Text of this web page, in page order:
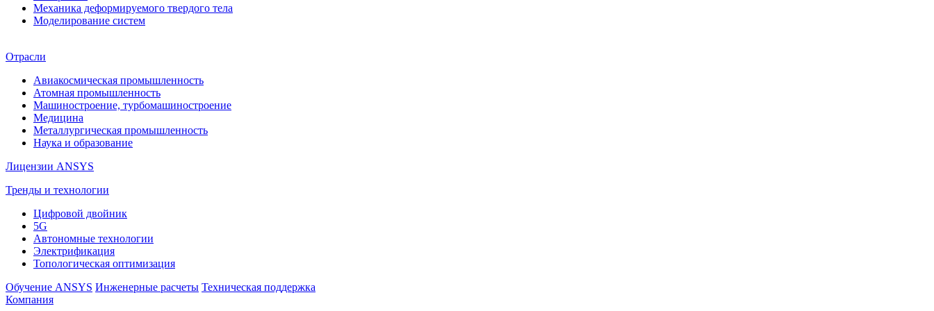
Механика деформируемого твердого тела
Моделирование систем
Отрасли
Авиакосмическая промышленность
Атомная промышленность
Машиностроение, турбомашиностроение
Медицина
Металлургическая промышленность
Наука и образование
Лицензии ANSYS
Тренды и технологии
Цифровой двойник
5G
Автономные технологии
Электрификация
Топологическая оптимизация
Обучение ANSYS Инженерные расчеты Техническая поддержка
Компания